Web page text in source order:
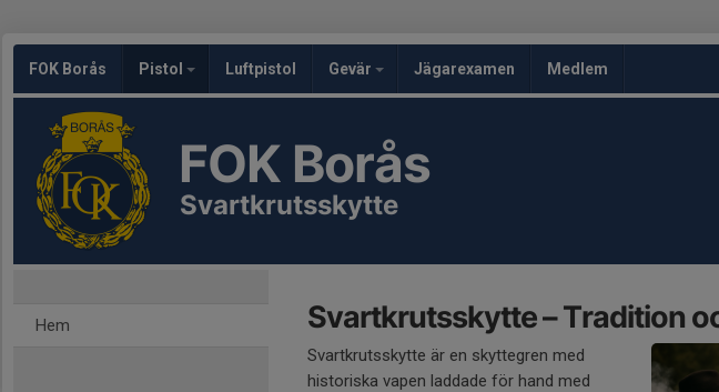
FOK Borås Pistol Luftpistol Gevär Jägarexamen Medlem
FOK Borås
Svartkrutsskytte
Hem Svartkrutsskytte – Tradition
Svartkrutsskytte är en skyttegren med
historiska vapen laddade för hand med